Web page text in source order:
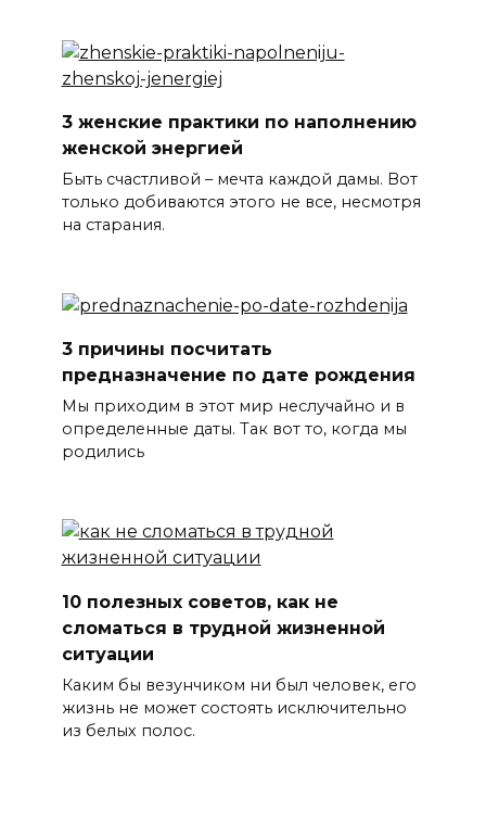
3 женские практики по наполнению
женской энергией
Быть счастливой – мечта каждой дамы. Вот
только добиваются этого не все, несмотря
на старания.
3 причины посчитать
предназначение по дате рождения
Мы приходим в этот мир неслучайно и в
определенные даты. Так вот то, когда мы
родились
10 полезных советов, как не
сломаться в трудной жизненной
ситуации
Каким бы везунчиком ни был человек, его
жизнь не может состоять исключительно
из белых полос.